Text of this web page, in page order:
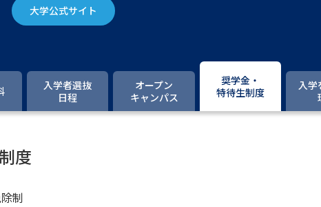
大学パンフ
学部・学科パンフ
総合型選抜・学校推薦型選抜 募集要項
大学公式サイト
入学者選抜
日程
オープン
キャンパス
奨学金・
特待生制度
入学
度
制